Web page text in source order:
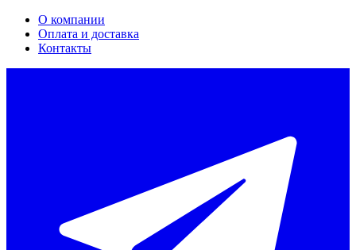
О компании
Оплата и доставка
Контакты